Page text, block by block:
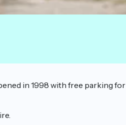
in 1998 with free parking